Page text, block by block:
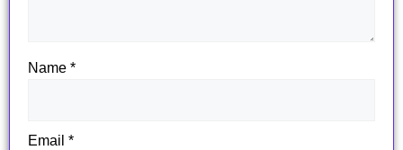
Name *
Email *